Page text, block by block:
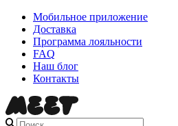
Мобильное приложение
Доставка
Программа лояльности
FAQ
Наш блог
Контакты